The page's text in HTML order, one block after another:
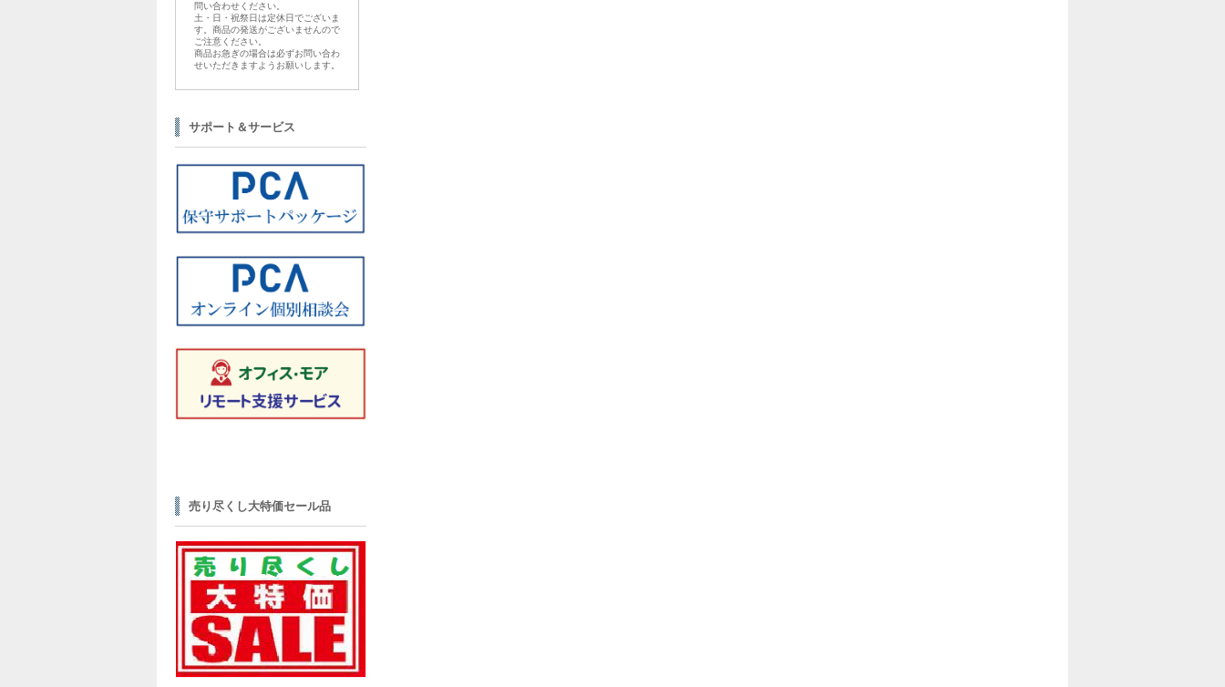
問い合わせください。
土・日・祝祭日は定休日でございま
す。商品の発送がございませんので
ご注意ください。
商品お急ぎの場合は必ずお問い合わ
せいただきますようお願いします。
サポート＆サービス
売り尽くし大特価セール品